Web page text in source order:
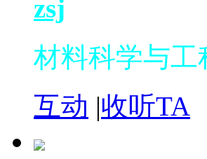
zsj
材料科学与工
互动 |收听TA